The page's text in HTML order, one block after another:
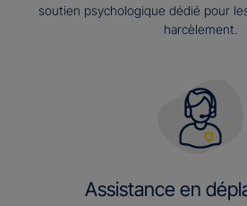
soutien psychologique dédié pour
harcèlement.
Assistance en